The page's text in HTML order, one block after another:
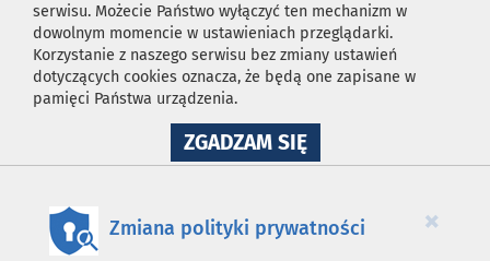
serwisu. Możecie Państwo wyłączyć ten mechanizm w
dowolnym momencie w ustawieniach przeglądarki.
Korzystanie z naszego serwisu bez zmiany ustawień
dotyczących cookies oznacza, że będą one zapisane w
pamięci Państwa urządzenia.
ZGADZAM SIĘNA
WYKORZYSTANIE
×
Zmiana polityki prywatności